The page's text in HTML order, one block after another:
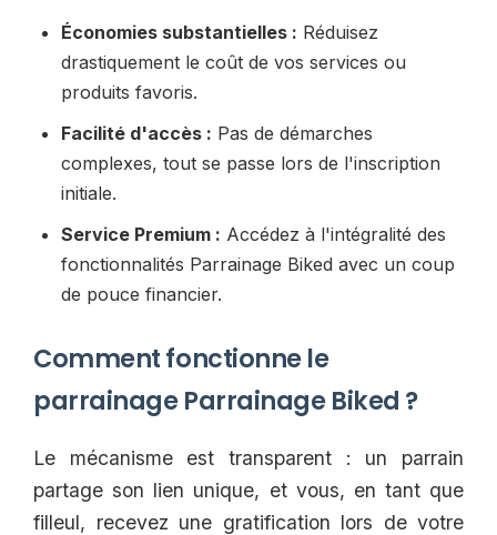
Économies substantielles : Réduisez
drastiquement le coût de vos services ou
produits favoris.
Facilité d'accès : Pas de démarches
complexes, tout se passe lors de l'inscription
initiale.
Service Premium : Accédez à l'intégralité des
fonctionnalités Parrainage Biked avec un coup
de pouce financier.
Comment fonctionne le
parrainage Parrainage Biked ?
Le mécanisme est transparent : un parrain
partage son lien unique, et vous, en tant que
filleul, recevez une gratification lors de votre